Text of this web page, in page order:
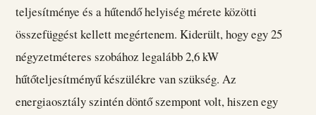
teljesítménye és a hűtendő helyiség mérete közötti
összefüggést kellett megértenem. Kiderült, hogy egy 25
négyzetméteres szobához legalább 2,6 kW
hűtőteljesítményű készülékre van szükség. Az
energiaosztály szintén döntő szempont volt, hiszen egy